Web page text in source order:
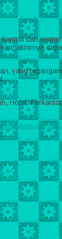
dan
akhirnya
yang
Hotel,
Matsuyama